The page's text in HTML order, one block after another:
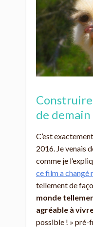
de demain
C’est
2016. Je venais
comme je
ce film a changé
tellement de
monde
agréable à
possible ! » pré-